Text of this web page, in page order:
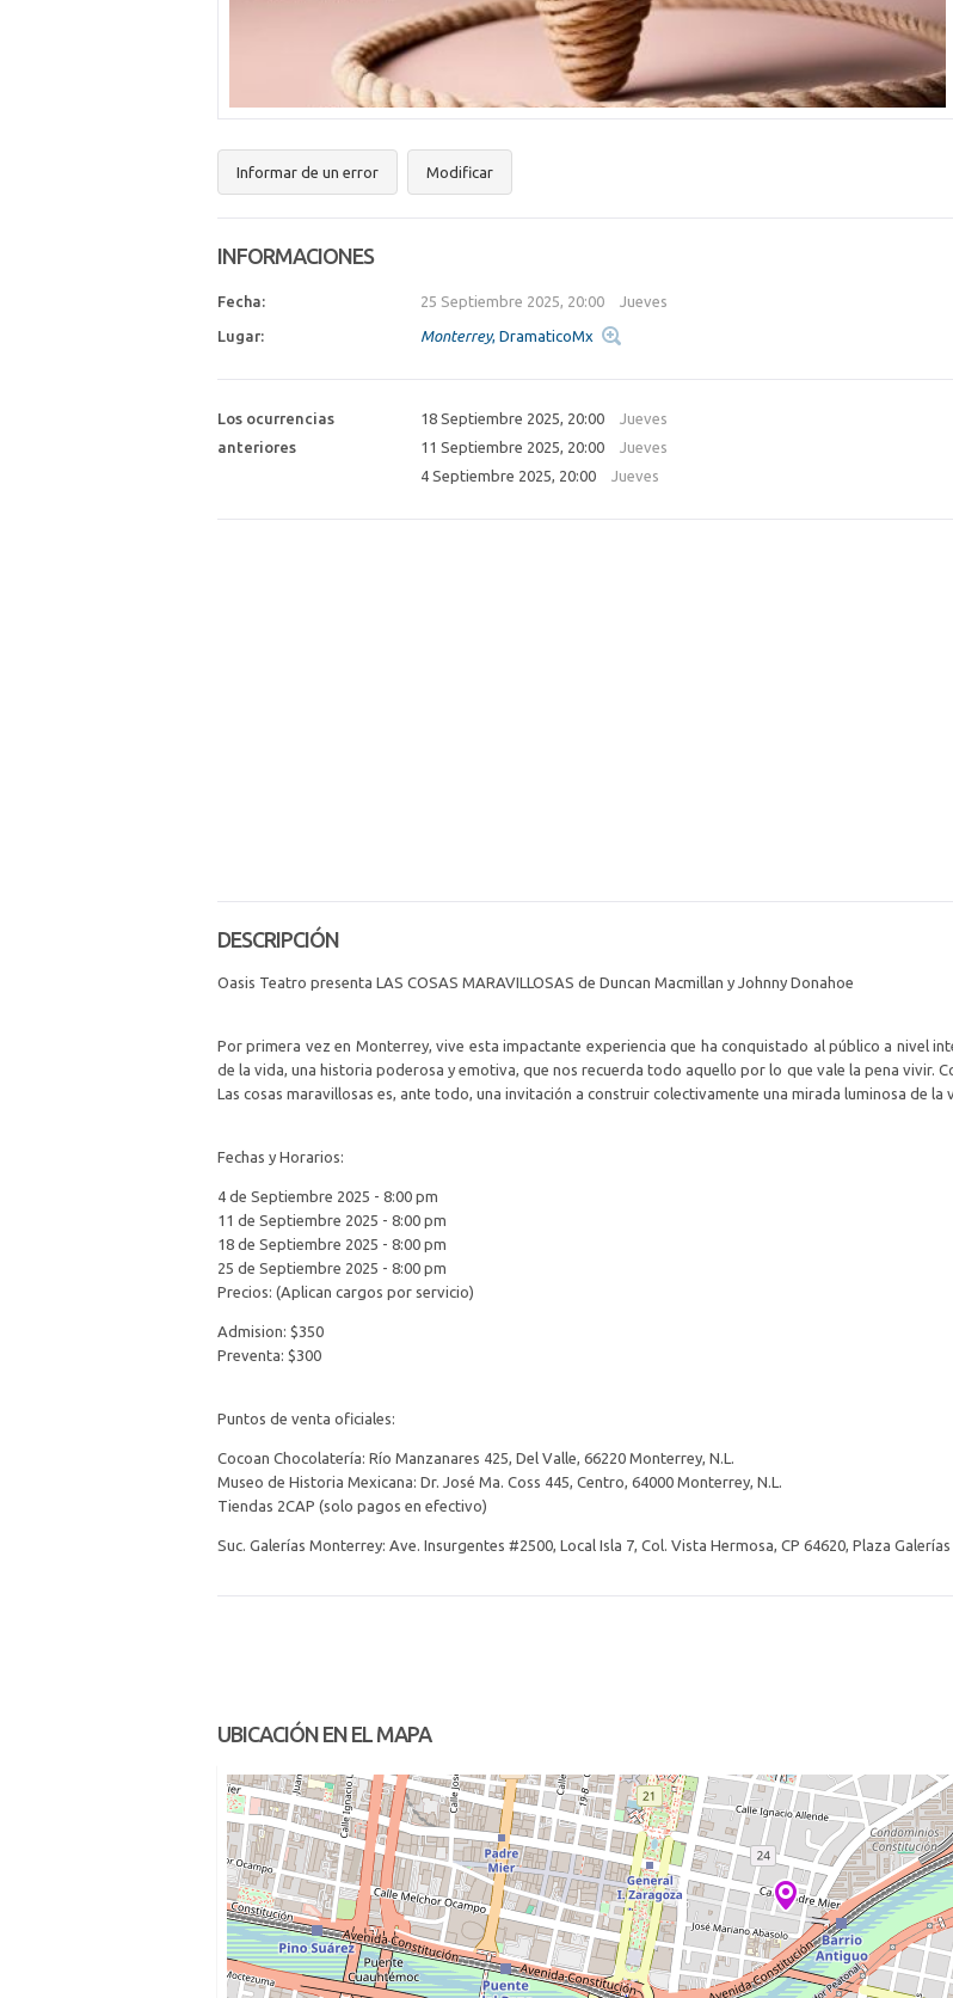
Informar de un error Modificar
INFORMACIONES
Fecha: 25 Septiembre 2025, 20:00 Jueves
Lugar: Monterrey, DramaticoMx
Los ocurrencias
anteriores
18 Septiembre 2025, 20:00
Jueves
11 Septiembre 2025, 20:00
Jueves
4 Septiembre 2025, 20:00
Jueves
DESCRIPCIÓN
Oasis Teatro presenta LAS COSAS MARAVILLOSAS de Duncan Macmillan y Johnny Donahoe
Por primera vez en Monterrey, vive esta impactante experiencia que ha conquistado al público a nivel
de la vida, una historia poderosa y emotiva, que nos recuerda todo aquello por lo que vale la pena vivir.
Las cosas maravillosas es, ante todo, una invitación a construir colectivamente una mirada luminosa de la
Fechas y Horarios:
4 de Septiembre 2025 - 8:00 pm
11 de Septiembre 2025 - 8:00 pm
18 de Septiembre 2025 - 8:00 pm
25 de Septiembre 2025 - 8:00 pm
Precios: (Aplican cargos por servicio)
Admision: $350
Preventa: $300
Puntos de venta oficiales:
Cocoan Chocolatería: Río Manzanares 425, Del Valle, 66220 Monterrey, N.L.
Museo de Historia Mexicana: Dr. José Ma. Coss 445, Centro, 64000 Monterrey, N.L.
Tiendas 2CAP (solo pagos en efectivo)
Suc. Galerías Monterrey: Ave. Insurgentes #2500, Local Isla 7, Col. Vista Hermosa, CP 64620, Plaza
UBICACIÓN EN EL MAPA